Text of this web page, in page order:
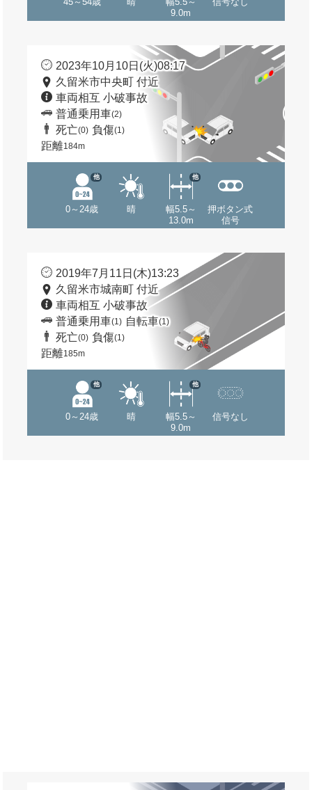
9.0m
2023年10月10日(火)08:17
久留米市中央町 付近
車両相互 小破事故
普通乗用車(2)
死亡(0) 負傷(1)
距離184m
0～24歳
他
晴
幅5.5～
13.0m
他
押ボタン式
信号
2019年7月11日(木)13:23
久留米市城南町 付近
車両相互 小破事故
普通乗用車(1) 自転車(1)
死亡(0) 負傷(1)
距離185m
0～24歳
他
晴
幅5.5～
9.0m
他
信号なし